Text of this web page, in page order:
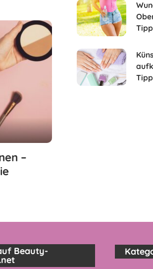
–
Beauty-